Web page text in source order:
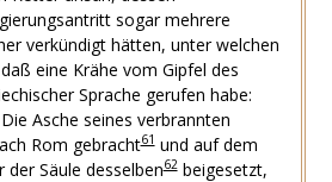
sogar mehrere
verkündigt hätten, unter welchen
eine Krähe vom Gipfel des
Sprache gerufen habe:
Asche seines verbrannten
Rom gebracht61und auf dem
Säule desselben62beigesetzt,